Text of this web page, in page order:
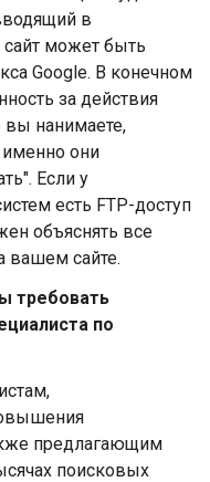
в
может быть
Google. В конечном
за действия
нанимаете,
именно они
Если у
есть FTP-доступ
объяснять все
вашем сайте.
требовать
по
предлагающим
поисковых